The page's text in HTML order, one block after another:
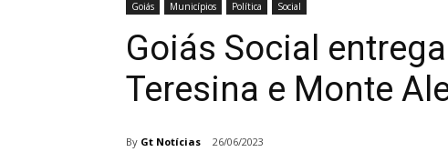
Goiás Municípios Política Social
Goiás Social
Teresina e Monte
By Gt Notícias 26/06/2023